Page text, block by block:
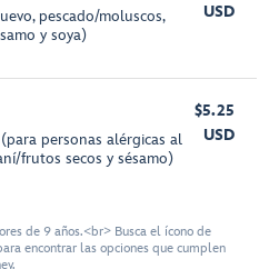
pescado/moluscos,
y soya)
USD
personas alérgicas al
frutos secos y sésamo)
$5.25
USD
de 9 años.<br> Busca el ícono de
encontrar las opciones que cumplen